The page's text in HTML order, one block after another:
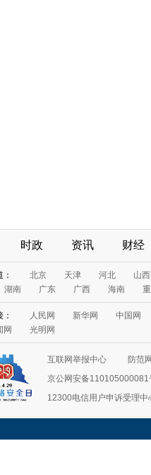
时政 资讯 财经
北京 天津 河北
山西
湖南 广东 广西 海南
人民网 新华网
中国网
网
光明网
互联网举报中心
防范
京公网安备110105000081
12300电信用户申诉受理中